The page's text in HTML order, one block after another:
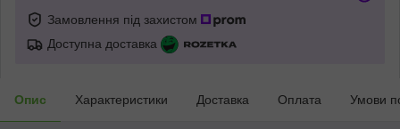
Замовлення під захистом
Доступна доставка
Опис Характеристики Доставка Оплата Умови